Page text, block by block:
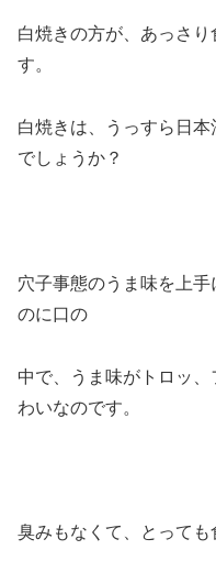
白焼きの方が、あっさ
す。
白焼きは、うっすら日
でしょうか？
穴子事態のうま味を上
のに口の
中で、うま味がトロッ
わいなのです。
臭みもなくて、とっても